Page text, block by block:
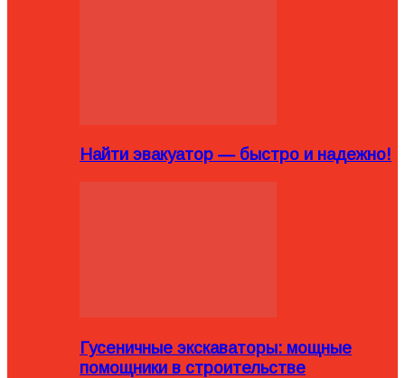
Найти эвакуатор — быстро и надежно!
Гусеничные экскаваторы: мощные
помощники в строительстве